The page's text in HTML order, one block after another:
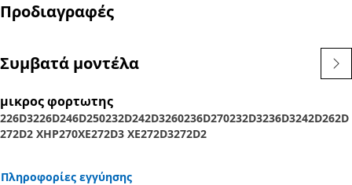
Προδιαγραφές
Συμβατά μοντέλα
μικρος φορτωτης
226D3226D246D250232D242D3260236D270232D3236D3242D262D
272D2 XHP270XE272D3 XE272D3272D2
Πληροφορίες εγγύησης